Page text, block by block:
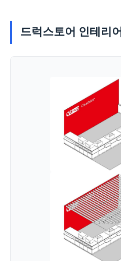
드럭스토어 인테리어